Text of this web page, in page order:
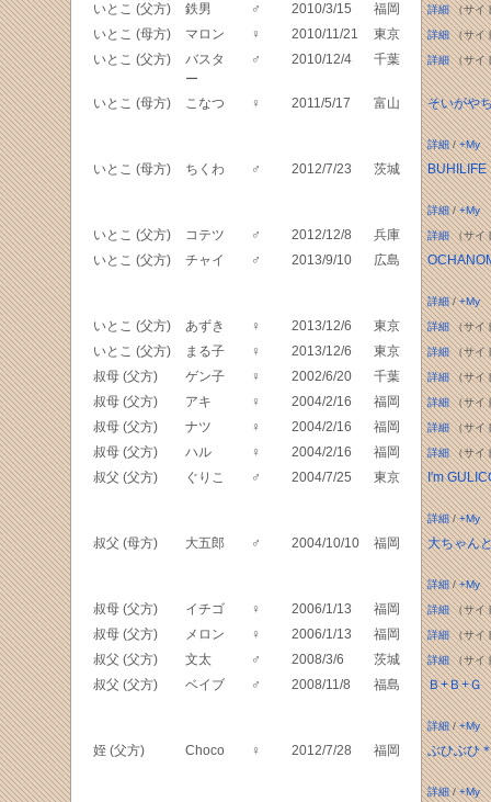
いとこ (父方) 鉄男 ♂ 2010/3/15 福岡 詳細（サイ
いとこ (母方) マロン ♀ 2010/11/21 東京 詳細（サイ
いとこ (父方)
バスタ
ー
♂ 2010/12/4 千葉 詳細（サイ
いとこ (母方) こなつ ♀ 2011/5/17 富山 そいがや
詳細/+My
いとこ (母方) ちくわ ♂ 2012/7/23 茨城 BUHILIFE
詳細/+My
いとこ (父方) コテツ ♂ 2012/12/8 兵庫 詳細（サイ
いとこ (父方) チャイ ♂ 2013/9/10 広島
詳細/+My
いとこ (父方) あずき ♀ 2013/12/6 東京 詳細（サイ
いとこ (父方) まる子 ♀ 2013/12/6 東京 詳細（サイ
叔母 (父方) ゲン子 ♀ 2002/6/20 千葉 詳細（サイ
叔母 (父方) アキ ♀ 2004/2/16 福岡 詳細（サイ
叔母 (父方) ナツ ♀ 2004/2/16 福岡 詳細（サイ
叔母 (父方) ハル ♀ 2004/2/16 福岡 詳細（サイ
叔父 (父方) ぐりこ ♂ 2004/7/25 東京 I'm
詳細/+My
叔父 (母方) 大五郎 ♂ 2004/10/10 福岡 大ちゃん
詳細/+My
叔母 (父方) イチゴ ♀ 2006/1/13 福岡 詳細（サイ
叔母 (父方) メロン ♀ 2006/1/13 福岡 詳細（サイ
叔父 (父方) 文太 ♂ 2008/3/6 茨城 詳細（サイ
叔父 (父方) ベイブ ♂ 2008/11/8 福島 Ｂ+Ｂ+Ｇ
詳細/+My
姪 (父方) Choco ♀ 2012/7/28 福岡 ぶひぶひ
詳細/+My